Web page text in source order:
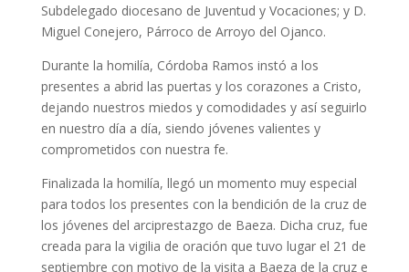
Subdelegado diocesano de Juventud y Vocaciones; y D.
Miguel Conejero, Párroco de Arroyo del Ojanco.
Durante la homilía, Córdoba Ramos instó a los
presentes a abrid las puertas y los corazones a Cristo,
dejando nuestros miedos y comodidades y así seguirlo
en nuestro día a día, siendo jóvenes valientes y
comprometidos con nuestra fe.
Finalizada la homilía, llegó un momento muy especial
para todos los presentes con la bendición de la cruz de
los jóvenes del arciprestazgo de Baeza. Dicha cruz, fue
creada para la vigilia de oración que tuvo lugar el 21 de
septiembre con motivo de la visita a Baeza de la cruz e